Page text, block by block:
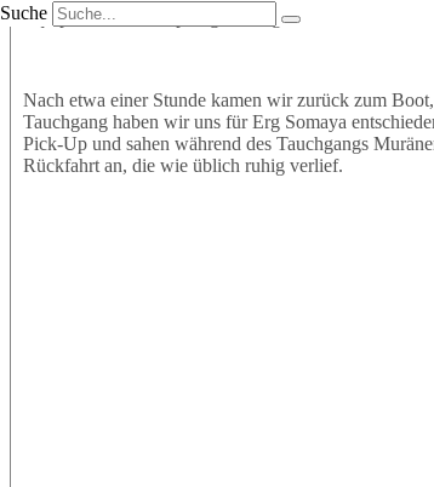
SucheEquipment an und sprangen mit großer Vorfreude
Nach etwa einer Stunde kamen wir zurück zum
Tauchgang haben wir uns für Erg Somaya
Pick-Up und sahen während des Tauchgangs
Rückfahrt an, die wie üblich ruhig verlief.